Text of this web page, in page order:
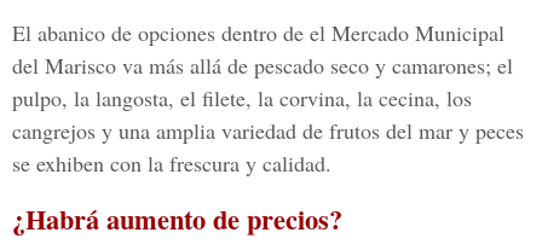
El abanico de opciones dentro de el Mercado Municipal
del Marisco va más allá de pescado seco y camarones; el
pulpo, la langosta, el filete, la corvina, la cecina, los
cangrejos y una amplia variedad de frutos del mar y peces
se exhiben con la frescura y calidad.
¿Habrá aumento de precios?